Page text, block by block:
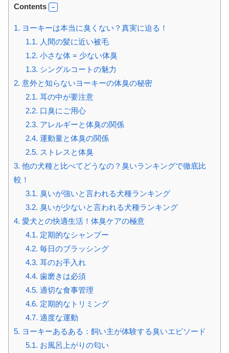
Contents
1. ヨーキーは本当に臭くない？真実に迫る！
1.1. 人間の髪に近い被毛
1.2. 小さな体 = 少ない体臭
1.3. シングルコートの魅力
2. 意外と知らないヨーキーの体臭の秘密
2.1. 耳の中が要注意
2.2. 口臭にご用心
2.3. アレルギーと体臭の関係
2.4. 運動量と体臭の関係
2.5. ストレスと体臭
3. 他の犬種と比べてどうなの？臭いランキングで徹底比
較！
3.1. 臭いが強いと言われる犬種ランキング
3.2. 臭いが少ないと言われる犬種ランキング
4. 愛犬との快適生活！体臭ケアの極意
4.1. 定期的なシャンプー
4.2. 毎日のブラッシング
4.3. 耳のお手入れ
4.4. 歯磨きは必須
4.5. 適切な食事管理
4.6. 定期的なトリミング
4.7. 適度な運動
5. ヨーキーあるある：飼い主が体験する臭いエピソード
5.1. お風呂上がりの匂い